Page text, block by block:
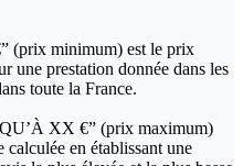
(prix minimum) est le prix
une prestation donnée dans les
toute la France.
XX €” (prix maximum)
calculée en établissant une